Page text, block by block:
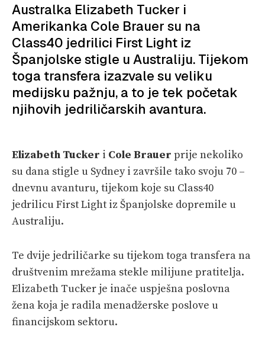
SPIZA
VELIKE PRIČE
PRETPLATA
SHOP
Australka Elizabeth Tucker i
Amerikanka Cole Brauer su na
Class40 jedrilici First Light iz
Španjolske stigle u Australiju. Tijekom
toga transfera izazvale su veliku
medijsku pažnju, a to je tek početak
njihovih jedriličarskih avantura.
Elizabeth Tucker i Cole Brauer prije nekoliko
su dana stigle u Sydney i završile tako svoju 70 –
dnevnu avanturu, tijekom koje su Class40
jedrilicu First Light iz Španjolske dopremile u
Australiju.
Te dvije jedriličarke su tijekom toga transfera na
društvenim mrežama stekle milijune pratitelja.
Elizabeth Tucker je inače uspješna poslovna
žena koja je radila menadžerske poslove u
financijskom sektoru.